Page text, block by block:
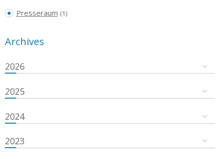
Presseraum (1)
Archives
2026
2025
2024
2023